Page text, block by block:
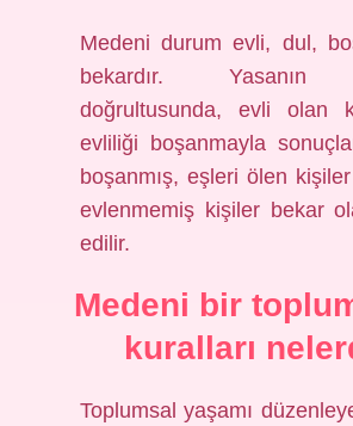
Medeni durum evli, dul,
bekardır. Yasanın
doğrultusunda, evli olan
evliliği boşanmayla
boşanmış, eşleri ölen
evlenmemiş kişiler bekar
edilir.
Medeni bir
kuralları
Toplumsal yaşamı